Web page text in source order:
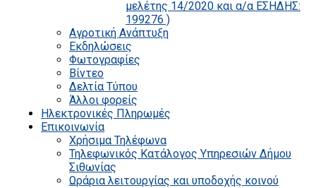
μελέτης 14/2020 και α/α ΕΣΗΔΗΣ:
199276 )
Αγροτική Ανάπτυξη
Εκδηλώσεις
Φωτογραφίες
Βίντεο
Δελτία Τύπου
Άλλοι φορείς
Ηλεκτρονικές Πληρωμές
Επικοινωνία
Χρήσιμα Τηλέφωνα
Τηλεφωνικός Κατάλογος Υπηρεσιών Δήμου
Σιθωνίας
Ωράρια λειτουργίας και υποδοχής κοινού